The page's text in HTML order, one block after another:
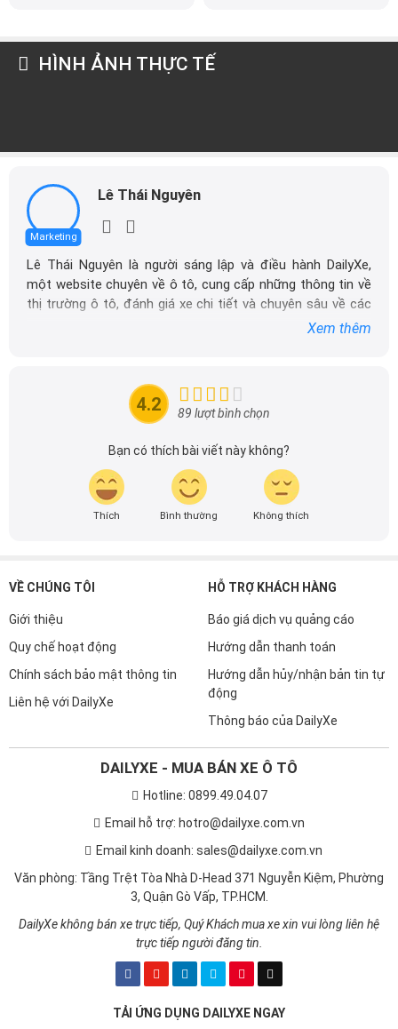
HÌNH ẢNH THỰC TẾ
Marketing
Lê Thái Nguyên
Lê Thái Nguyên là người sáng lập và điều hành DailyXe,
một website chuyên về ô tô, cung cấp những thông tin về
thị trường ô tô, đánh giá xe chi tiết và chuyên sâu về các
đầu cho những người yêu thích ô tô tại Việt Nam. Hãy
theo dõi tôi để cập nhật thông tin về thị trường ô tô
Xem thêm
4.2 89 lượt bình chọn
Bạn có thích bài viết này không?
Thích Bình thường Không thích
VỀ CHÚNG TÔI
Giới thiệu
Quy chế hoạt động
Chính sách bảo mật thông tin
Liên hệ với DailyXe
HỖ TRỢ KHÁCH HÀNG
Báo giá dịch vụ quảng cáo
Hướng dẫn thanh toán
Hướng dẫn hủy/nhận bản tin tự
động
Thông báo của DailyXe
DAILYXE - MUA BÁN XE Ô TÔ
Hotline: 0899.49.04.07
Email hỗ trợ: hotro@dailyxe.com.vn
Email kinh doanh: sales@dailyxe.com.vn
Văn phòng: Tầng Trệt Tòa Nhà D-Head 371 Nguyễn Kiệm, Phường
3, Quận Gò Vấp, TP.HCM.
DailyXe không bán xe trực tiếp, Quý Khách mua xe xin vui lòng liên hệ
trực tiếp người đăng tin.
TẢI ỨNG DỤNG DAILYXE NGAY